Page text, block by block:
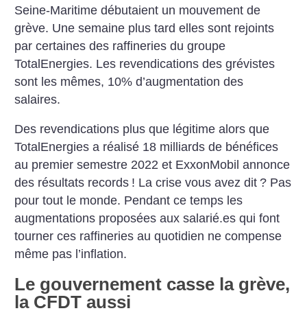
Seine-Maritime débutaient un mouvement de
grève. Une semaine plus tard elles sont rejoints
par certaines des raffineries du groupe
TotalEnergies. Les revendications des grévistes
sont les mêmes, 10% d’augmentation des
salaires.
Des revendications plus que légitime alors que
TotalEnergies a réalisé 18 milliards de bénéfices
au premier semestre 2022 et ExxonMobil annonce
des résultats records ! La crise vous avez dit ? Pas
pour tout le monde. Pendant ce temps les
augmentations proposées aux salarié.es qui font
tourner ces raffineries au quotidien ne compense
même pas l’inflation.
Le gouvernement casse la grève,
la CFDT aussi